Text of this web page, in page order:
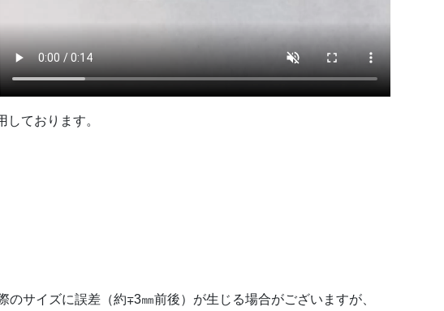
ております。
サイズに誤差（約∓3㎜前後）が生じる場合がございますが、